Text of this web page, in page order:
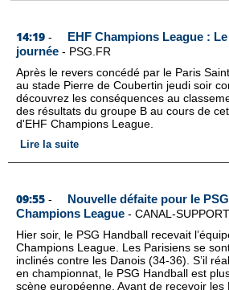
14:19 -
EHF Champions League :
journée - PSG.FR
Après le revers concédé par le Paris
au stade Pierre de Coubertin jeudi soir
découvrez les conséquences au
des résultats du groupe B au cours de
d'EHF Champions League.
Lire la suite
09:55 -
Nouvelle défaite pour le
Champions League - CANAL-
Hier soir, le PSG Handball recevait
Champions League. Les Parisiens se
inclinés contre les Danois (34-36). S’il
en championnat, le PSG Handball est
scène européenne. Avant de recevoir les